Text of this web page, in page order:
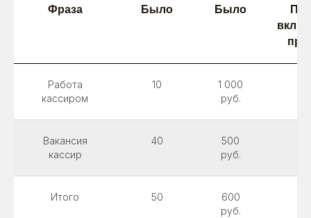
Фраза Было Было
Работа
кассиром
10
1 000
руб.
Вакансия
кассир
40
500
руб.
Итого 50
600
руб.